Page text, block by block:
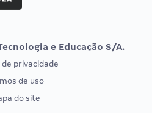
Vunesp
EXAME DE ORDEM
e Educação S/A.
de privacidade
de uso
do site